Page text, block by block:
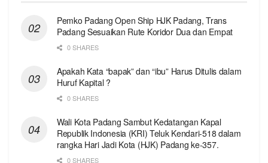
Pemko Padang Open Ship HJK Padang, Trans
Padang Sesuaikan Rute Koridor Dua dan Empat
0 SHARES
Apakah Kata “bapak” dan “ibu” Harus Ditulis dalam
Huruf Kapital ?
0 SHARES
Wali Kota Padang Sambut Kedatangan Kapal
Republik Indonesia (KRI) Teluk Kendari-518 dalam
rangka Hari Jadi Kota (HJK) Padang ke-357.
0 SHARES